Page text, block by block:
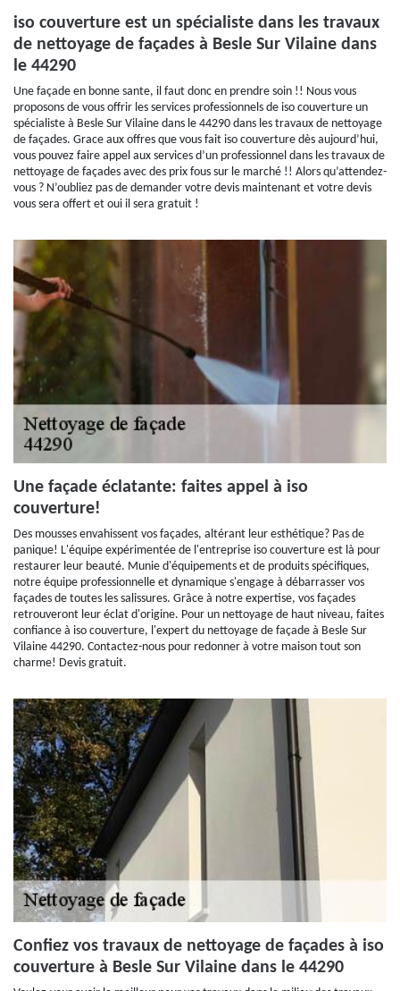
iso couverture est un spécialiste dans les travaux
de nettoyage de façades à Besle Sur Vilaine dans
le 44290
Une façade en bonne sante, il faut donc en prendre soin !! Nous vous
proposons de vous offrir les services professionnels de iso couverture un
spécialiste à Besle Sur Vilaine dans le 44290 dans les travaux de nettoyage
de façades. Grace aux offres que vous fait iso couverture dès aujourd’hui,
vous pouvez faire appel aux services d’un professionnel dans les travaux de
nettoyage de façades avec des prix fous sur le marché !! Alors qu’attendez-
vous ? N’oubliez pas de demander votre devis maintenant et votre devis
vous sera offert et oui il sera gratuit !
Une façade éclatante: faites appel à iso
couverture!
Des mousses envahissent vos façades, altérant leur esthétique? Pas de
panique! L'équipe expérimentée de l'entreprise iso couverture est là pour
restaurer leur beauté. Munie d'équipements et de produits spécifiques,
notre équipe professionnelle et dynamique s'engage à débarrasser vos
façades de toutes les salissures. Grâce à notre expertise, vos façades
retrouveront leur éclat d'origine. Pour un nettoyage de haut niveau, faites
confiance à iso couverture, l'expert du nettoyage de façade à Besle Sur
Vilaine 44290. Contactez-nous pour redonner à votre maison tout son
charme! Devis gratuit.
Confiez vos travaux de nettoyage de façades à iso
couverture à Besle Sur Vilaine dans le 44290